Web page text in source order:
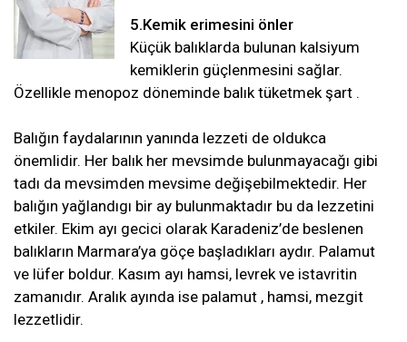
5.Kemik erimesini önler
Küçük balıklarda bulunan kalsiyum
kemiklerin güçlenmesini sağlar.
Özellikle menopoz döneminde balık tüketmek şart .
Balığın faydalarının yanında lezzeti de oldukca
önemlidir. Her balık her mevsimde bulunmayacağı gibi
tadı da mevsimden mevsime değişebilmektedir. Her
balığın yağlandıgı bir ay bulunmaktadır bu da lezzetini
etkiler. Ekim ayı gecici olarak Karadeniz’de beslenen
balıkların Marmara’ya göçe başladıkları aydır. Palamut
ve lüfer boldur. Kasım ayı hamsi, levrek ve istavritin
zamanıdır. Aralık ayında ise palamut , hamsi, mezgit
lezzetlidir.